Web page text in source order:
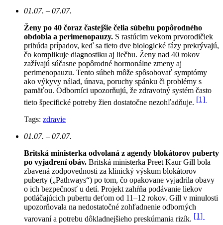
01.07. – 07.07.
Ženy po 40 čoraz častejšie čelia súbehu popôrodného
obdobia a perimenopauzy. S rastúcim vekom prvorodičiek
pribúda prípadov, keď sa tieto dve biologické fázy prekrývajú,
čo komplikuje diagnostiku aj liečbu. Ženy nad 40 rokov
zažívajú súčasne popôrodné hormonálne zmeny aj
perimenopauzu. Tento súbeh môže spôsobovať symptómy
ako výkyvy nálad, únava, poruchy spánku či problémy s
pamäťou. Odborníci upozorňujú, že zdravotný systém často
tieto špecifické potreby žien dostatočne nezohľadňuje. [1]
Tags: zdravie
01.07. – 07.07.
Britská ministerka odvolaná z agendy blokátorov puberty
po vyjadrení obáv. Britská ministerka Preet Kaur Gill bola
zbavená zodpovednosti za klinický výskum blokátorov
puberty („Pathways“) po tom, čo opakovane vyjadrila obavy
o ich bezpečnosť u detí. Projekt zahŕňa podávanie liekov
potláčajúcich pubertu deťom od 11–12 rokov. Gill v minulosti
upozorňovala na nedostatočné zohľadnenie odborných
varovaní a potrebu dôkladnejšieho preskúmania rizík. [1]